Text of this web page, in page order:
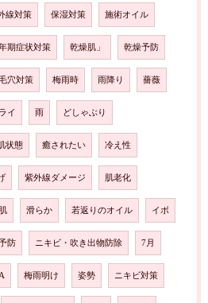
線対策 保湿対策 施術オイル
期症状対策 乾燥肌」 乾燥予防
穴対策 梅雨時 雨降り 薔薇
イ 雨 どしゃぶり
状態 癒されたい 冷え性
紫外線ダメージ 肌老化
滑らか 若返りのオイル イボ
防 ニキビ・吹き出物防除 7月
梅雨明け 姿勢 ニキビ対策